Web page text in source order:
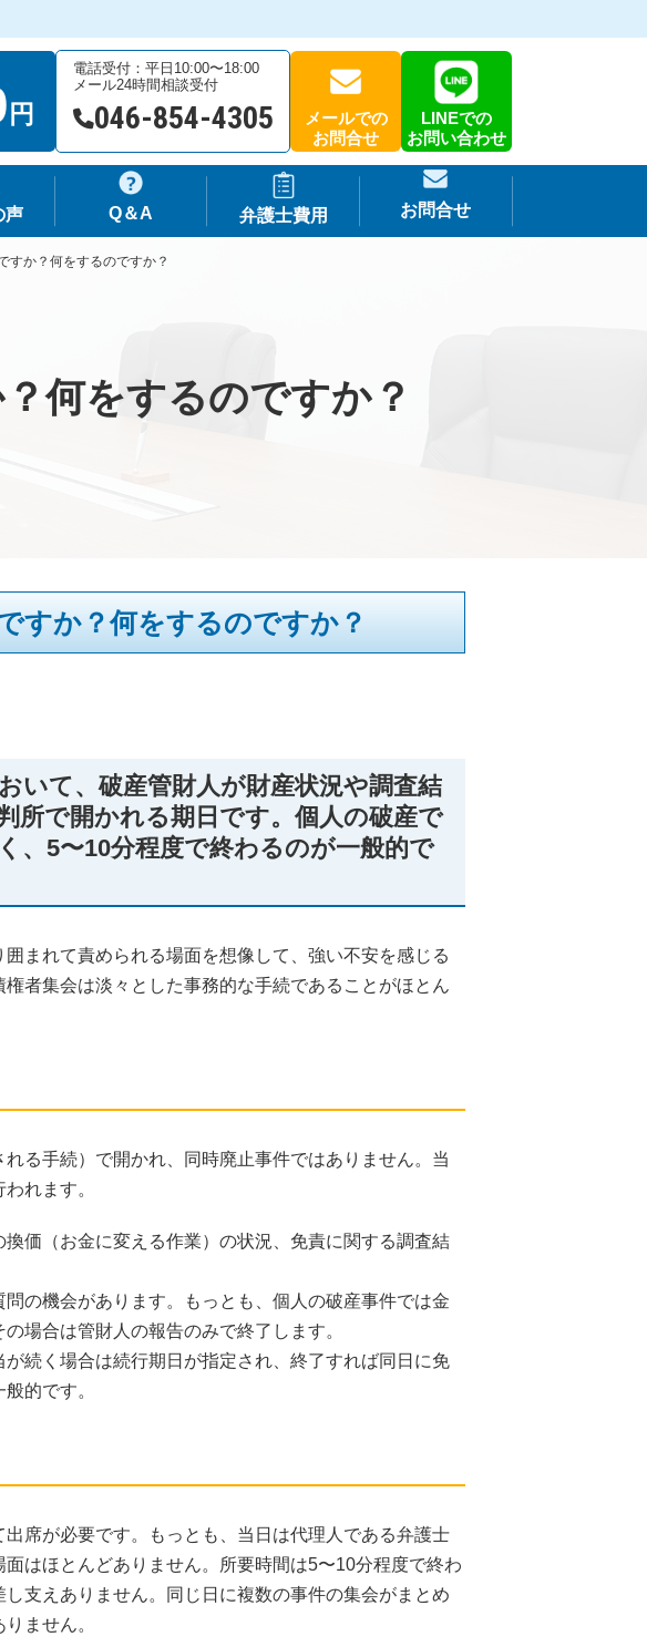
円
電話受付：平日10:00〜18:00
メール24時間相談受付
046-854-4305
メールでの
お問合せ
LINEでの
お問い合わせ
声 Q＆A 弁護士費用 お問合せ
すか？何をするのですか？
何をするのですか？
すか？何をするのですか？
いて、破産管財人が財産状況や調査結
所で開かれる期日です。個人の破産で
、5〜10分程度で終わるのが一般的で
まれて責められる場面を想像して、強い不安を感じる
者集会は淡々とした事務的な手続であることがほとん
る手続）で開かれ、同時廃止事件ではありません。当
れます。
価（お金に変える作業）の状況、免責に関する調査結
問の機会があります。もっとも、個人の破産事件では金
場合は管財人の報告のみで終了します。
が続く場合は続行期日が指定され、終了すれば同日に免
的です。
席が必要です。もっとも、当日は代理人である弁護士
はほとんどありません。所要時間は5〜10分程度で終わ
支えありません。同じ日に複数の事件の集会がまとめ
ません。